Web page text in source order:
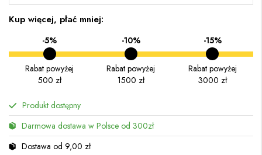
Kup więcej, płać mniej:
-5%
Rabat powyżej
500 zł
-10%
Rabat powyżej
1500 zł
-15%
Rabat powyżej
3000 zł
Produkt dostępny
Darmowa dostawa w Polsce od 300zł
Dostawa od 9,00 zł